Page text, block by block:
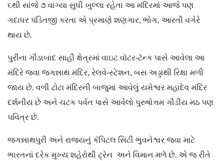
૬થી સાંજે ૭ વાગ્યા સુધી ખુલ્લા રહેતા આ મંદિરમાં આજે પણ
ગદાધર પંડિતજી કરતા એ પ્રમાણે શણગાર, ભોગ, આરતી વગેરે
થાય છે.
પુરીના ગૌડાબાદ સાહી ક્ષેત્રમાં વાઇટ વૉટર-ટૅન્ક પાસે આવેલા આ
મંદિરે જવા જગન્નાથ મંદિર, રેલવે-સ્ટેશન, બસ અડ્ડાથી રિક્ષા મળી
જાય છે. વળી ટોટા મંદિરની બાજુમાં આવેલું યમેશ્વર મહાદેવ મંદિર
દર્શનીય છે અને ચટક પર્વત પાસે આવેલો પુરુષોત્તમ ગૌડીય મઠ પણ
પવિત્ર છે.
જગન્નાથપુરી અને રાજ્યનું કૅપિટલ સિટી ભુવનેશ્વર જવા માટે
ભારતનાં દરેક મુખ્ય શહેરોથી ટ્રેન અને વિમાન મળે છે. એ જ રીતે